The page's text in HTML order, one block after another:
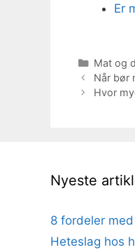
Er
Mat og
Når bør
Hvor
Nyeste
8 fordeler
Heteslag hos